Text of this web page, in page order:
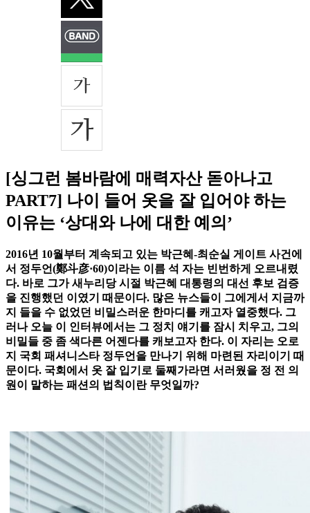
[싱그런 봄바람에 매력자산 돋아나고
PART7] 나이 들어 옷을 잘 입어야 하는
이유는 ‘상대와 나에 대한 예의’
2016년 10월부터 계속되고 있는 박근혜-최순실 게이트 사건에
서 정두언(鄭斗彦·60)이라는 이름 석 자는 빈번하게 오르내렸
다. 바로 그가 새누리당 시절 박근혜 대통령의 대선 후보 검증
을 진행했던 이였기 때문이다. 많은 뉴스들이 그에게서 지금까
지 들을 수 없었던 비밀스러운 한마디를 캐고자 열중했다. 그
러나 오늘 이 인터뷰에서는 그 정치 얘기를 잠시 치우고, 그의
비밀들 중 좀 색다른 어젠다를 캐보고자 한다. 이 자리는 오로
지 국회 패셔니스타 정두언을 만나기 위해 마련된 자리이기 때
문이다. 국회에서 옷 잘 입기로 둘째가라면 서러웠을 정 전 의
원이 말하는 패션의 법칙이란 무엇일까?